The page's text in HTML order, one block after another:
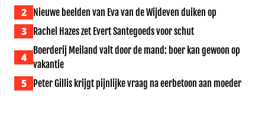
2 Nieuwe beelden van Eva van de Wijdeven duiken op
3 Rachel Hazes zet Evert Santegoeds voor schut
4
Boerderij Meiland valt door de mand: boer kan gewoon op
vakantie
5 Peter Gillis krijgt pijnlijke vraag na eerbetoon aan moeder